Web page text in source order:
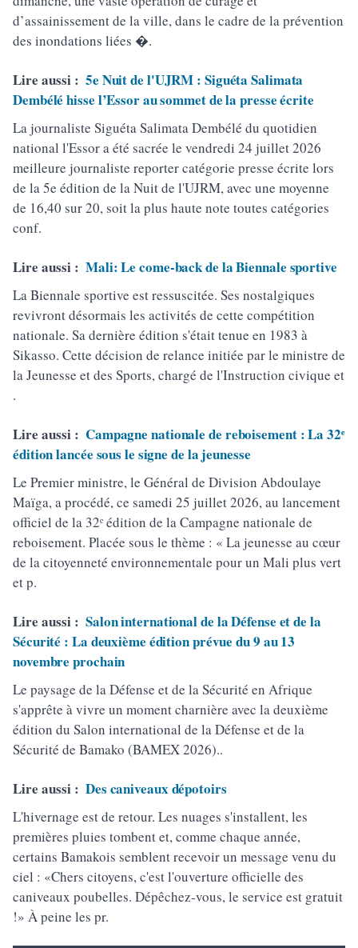
d’assainissement de la ville, dans le cadre de la prévention
des inondations liées �.
Lire aussi : 5e Nuit de l'UJRM : Siguéta Salimata
Dembélé hisse l’Essor au sommet de la presse écrite
La journaliste Siguéta Salimata Dembélé du quotidien
national l'Essor a été sacrée le vendredi 24 juillet 2026
meilleure journaliste reporter catégorie presse écrite lors
de la 5e édition de la Nuit de l'UJRM, avec une moyenne
de 16,40 sur 20, soit la plus haute note toutes catégories
conf.
Lire aussi : Mali: Le come-back de la Biennale sportive
La Biennale sportive est ressuscitée. Ses nostalgiques
revivront désormais les activités de cette compétition
nationale. Sa dernière édition s'était tenue en 1983 à
Sikasso. Cette décision de relance initiée par le ministre de
la Jeunesse et des Sports, chargé de l'Instruction civique et
.
Lire aussi : Campagne nationale de reboisement : La 32ᵉ
édition lancée sous le signe de la jeunesse
Le Premier ministre, le Général de Division Abdoulaye
Maïga, a procédé, ce samedi 25 juillet 2026, au lancement
officiel de la 32ᵉ édition de la Campagne nationale de
reboisement. Placée sous le thème : « La jeunesse au cœur
de la citoyenneté environnementale pour un Mali plus vert
et p.
Lire aussi : Salon international de la Défense et de la
Sécurité : La deuxième édition prévue du 9 au 13
novembre prochain
Le paysage de la Défense et de la Sécurité en Afrique
s'apprête à vivre un moment charnière avec la deuxième
édition du Salon international de la Défense et de la
Sécurité de Bamako (BAMEX 2026)..
Lire aussi : Des caniveaux dépotoirs
L'hivernage est de retour. Les nuages s'installent, les
premières pluies tombent et, comme chaque année,
certains Bamakois semblent recevoir un message venu du
ciel : «Chers citoyens, c'est l'ouverture officielle des
caniveaux poubelles. Dépêchez-vous, le service est gratuit
!» À peine les pr.